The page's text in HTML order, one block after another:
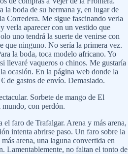
la boda de su hermana y, en lugar de
Corredera. Me sigue fascinando verla
verla aparecer con un vestido que
uno tendrá la suerte de venirse con
que ninguno. No sería la primera vez.
la boda, toca modelo africano. Yo
llevaré vaqueros o chinos. Me gustaría
ocasión. En la página web donde la
de gastos de envío. Demasiado.
Sorbete de mango de El
con perdón.
el faro de Trafalgar. Arena y más arena,
intenta abrirse paso. Un faro sobre la
arena, una laguna convertida en
Lamentablemente, no faltan el tonto de